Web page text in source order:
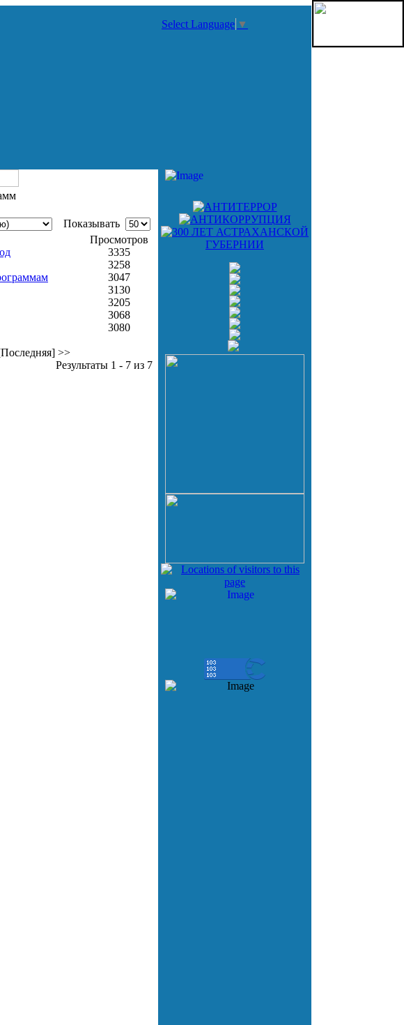
Select Language ▼
Показывать
Просмотров
3335
3258
3047
3130
3205
3068
3080
>>
Результаты 1 - 7 из 7